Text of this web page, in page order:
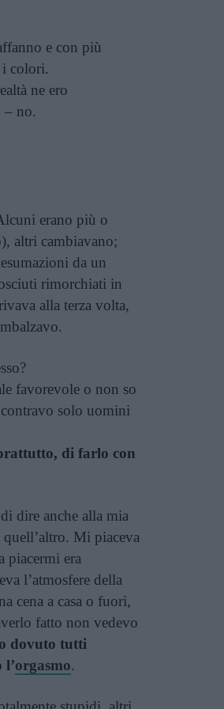
e con più
i colori.
ne ero
– no.
erano più o
altri cambiavano;
da un
rimorchiati in
alla terza volta,
favorevole o non so
solo uomini
di farlo con
dire anche alla mia
quell’altro. Mi piaceva
piacermi era
l’atmosfere della
cena a casa o fuori,
fatto non vedevo
dovuto tutti
l’orgasmo.